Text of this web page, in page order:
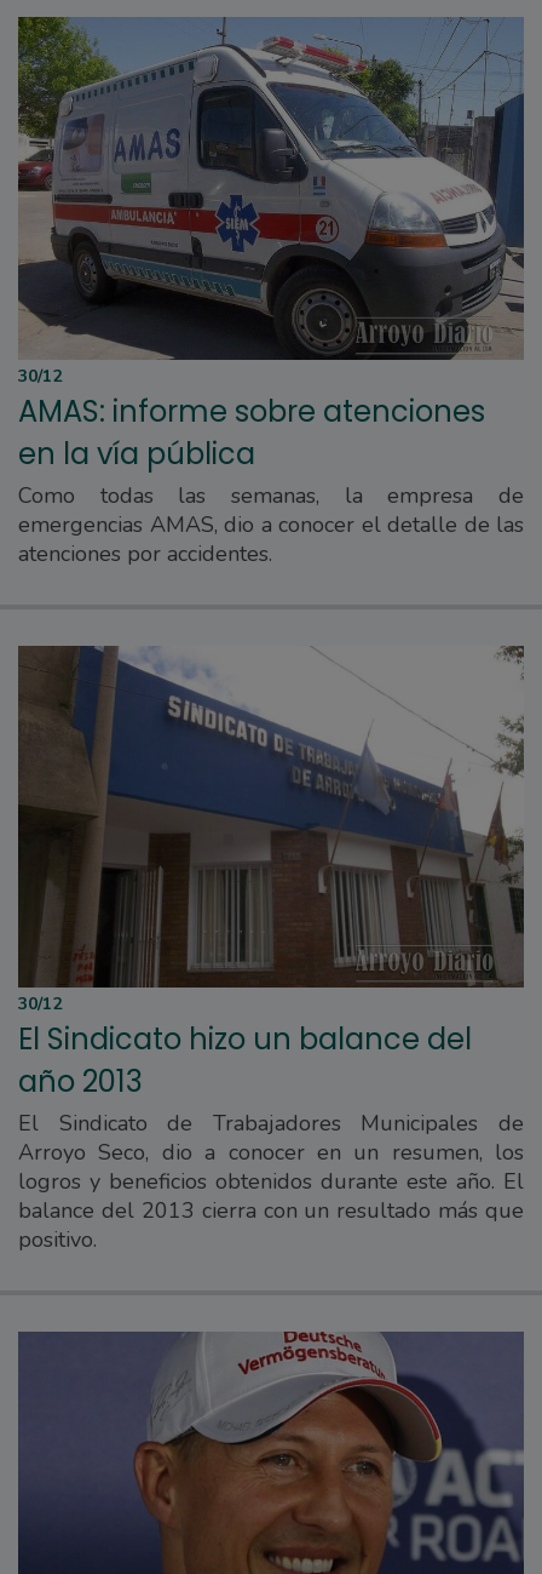
30/12
AMAS: informe sobre atenciones
en la vía pública
Como todas las semanas, la empresa de
emergencias AMAS, dio a conocer el detalle de las
atenciones por accidentes.
30/12
El Sindicato hizo un balance del
año 2013
El Sindicato de Trabajadores Municipales de
Arroyo Seco, dio a conocer en un resumen, los
logros y beneficios obtenidos durante este año. El
balance del 2013 cierra con un resultado más que
positivo.